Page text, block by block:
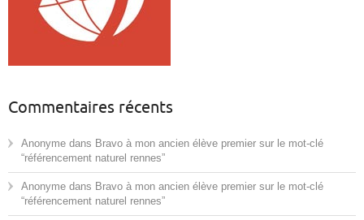
Commentaires récents
Anonyme dans Bravo à mon ancien élève premier sur le mot-clé
“référencement naturel rennes”
Anonyme dans Bravo à mon ancien élève premier sur le mot-clé
“référencement naturel rennes”